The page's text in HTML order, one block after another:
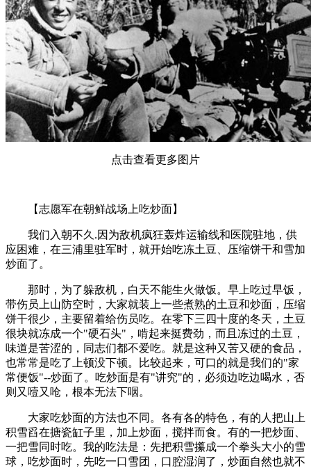
点击查看更多图片
【志愿军在朝鲜战场上吃炒面】
我们入朝不久.因为敌机疯狂轰炸运输线和医院驻地，供
应困难，在三浦里驻军时，就开始吃冻土豆、压缩饼干和雪加
炒面了。
那时，为了躲敌机，白天不能生火做饭。早上吃过早饭，
带伤员上山防空时，大家就装上一些煮熟的土豆和炒面，压缩
饼干很少，主要留着给伤员吃。在零下三四十度的冬天，土豆
很块就冻成一个"硬石头"，啃起来挺费劲，而且冻过的土豆，
味道是苦涩的，同志们都不爱吃。就是这种又苦又硬的食品，
也常常是吃了上顿没下顿。比较起来，可口的就是我们的"家
常便饭"--炒面了。吃炒面是有"讲究"的，必须边吃边喝水，否
则又噎又呛，根本无法下咽。
大家吃炒面的方法也不同。各有各的特色，有的人把山上
积雪舀在搪瓷缸子里，加上炒面，搅拌而食。有的一把炒面、
一把雪同时吃。我的吃法是：先把积雪攥成一个拳头大小的雪
球，吃炒面时，先吃一口雪团，口腔湿润了，炒面自然也就不